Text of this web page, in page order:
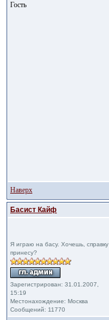
Гость
Наверх
Басист Кайф
Я играю на басу. Хочешь, справку
принесу?
Зарегистрирован: 31.01.2007,
15:19
Местонахождение: Москва
Сообщений: 11770